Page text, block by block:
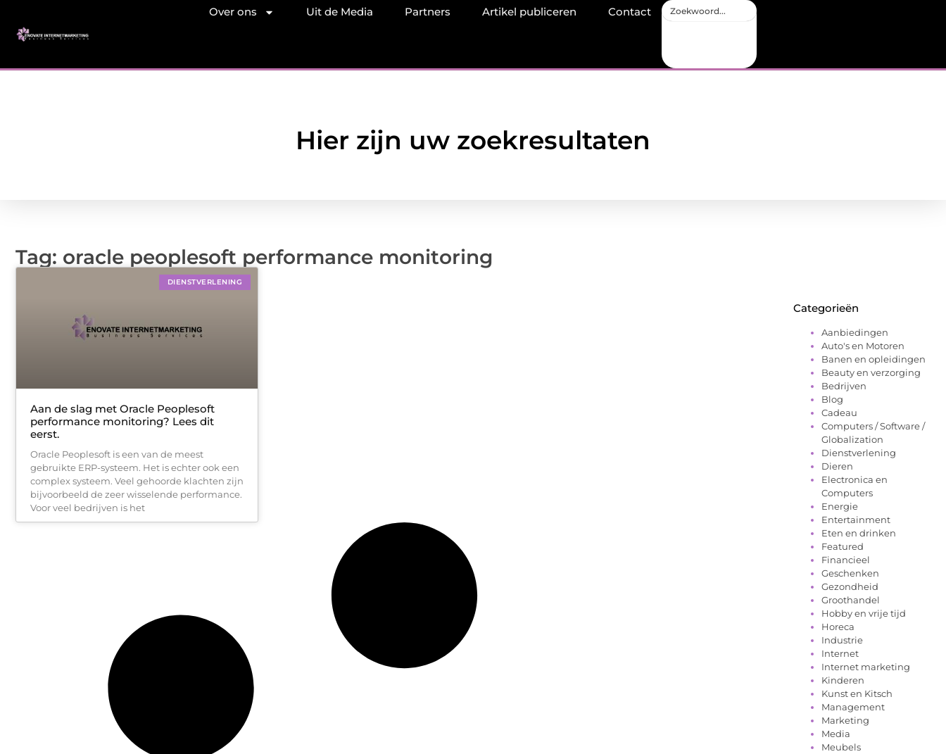
Over ons Uit de Media Partners Artikel publiceren Contact
Hier zijn uw zoekresultaten
Tag: oracle peoplesoft performance monitoring
DIENSTVERLENING
Aan de slag met Oracle Peoplesoft
performance monitoring? Lees dit
eerst.
Oracle Peoplesoft is een van de meest
gebruikte ERP-systeem. Het is echter ook een
complex systeem. Veel gehoorde klachten zijn
bijvoorbeeld de zeer wisselende performance.
Voor veel bedrijven is het
Categorieën
Aanbiedingen
Auto's en Motoren
Banen en opleidingen
Beauty en verzorging
Bedrijven
Blog
Cadeau
Computers / Software /
Globalization
Dienstverlening
Dieren
Electronica en
Computers
Energie
Entertainment
Eten en drinken
Featured
Financieel
Geschenken
Gezondheid
Groothandel
Hobby en vrije tijd
Horeca
Industrie
Internet
Internet marketing
Kinderen
Kunst en Kitsch
Management
Marketing
Media
Meubels